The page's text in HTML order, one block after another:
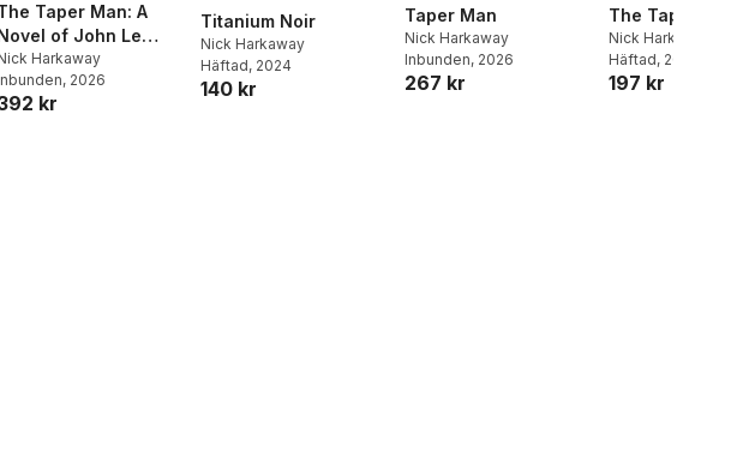
Taper Man: A
of John Le
Circus
Harkaway
, 2026
kr
Titanium Noir
Nick Harkaway
Häftad, 2024
140 kr
Taper Man
Nick Harkaway
Inbunden, 2026
267 kr
The Taper
Nick Harkaway
Häftad, 2026
197 kr